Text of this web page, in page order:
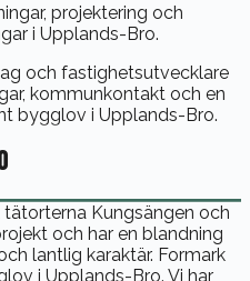
projektering och
i Upplands-Bro.
och fastighetsutvecklare
kommunkontakt och en
bygglov i Upplands-Bro.
Kungsängen och
och har en blandning
lantlig karaktär. Formark
i Upplands-Bro. Vi har